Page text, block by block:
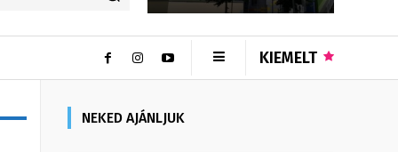
KIEMELT
NEKED AJÁNLJUK